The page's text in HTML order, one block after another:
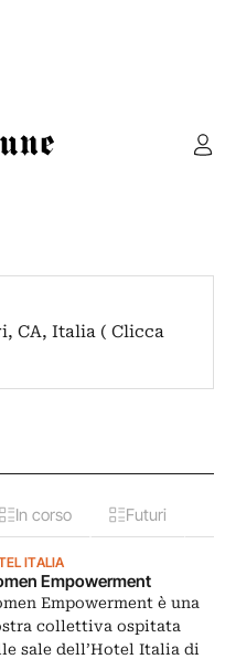
CA, Italia ( Clicca
In corso Futuri
ITALIA
Empowerment
Empowerment è una
collettiva ospitata
sale dell’Hotel Italia di